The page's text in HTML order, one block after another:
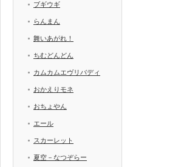
ブギウギ
らんまん
舞いあがれ！
ちむどんどん
カムカムエヴリバディ
おかえりモネ
おちょやん
エール
スカーレット
夏空－なつぞらー